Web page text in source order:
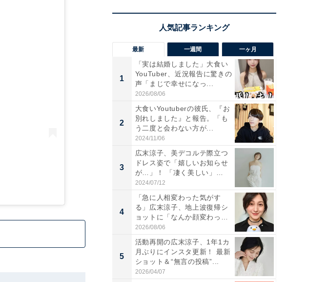
最新 一週間 一ヶ月
1
「実は結婚しました」大食い
YouTuber、近況報告に驚きの
声「まじで幸せになっ...
2026/08/06
2
大食いYoutuberの彼氏、『お
別れしました』と報告。「も
う二度と会わない方が...
2024/11/06
3
広末涼子、美デコルテ際立つ
ドレス姿で「嬉しいお知らせ
が…」！ 「凄く美しい」
「透...
2024/07/12
4
「急に人相変わった気がす
る」広末涼子、地上波復帰シ
ョットに「なんか顔変わっ
た」の...
2026/08/06
5
活動再開の広末涼子、1年1カ
月ぶりにインスタ更新！ 最新
ショット＆“無言の投稿”...
2026/04/07